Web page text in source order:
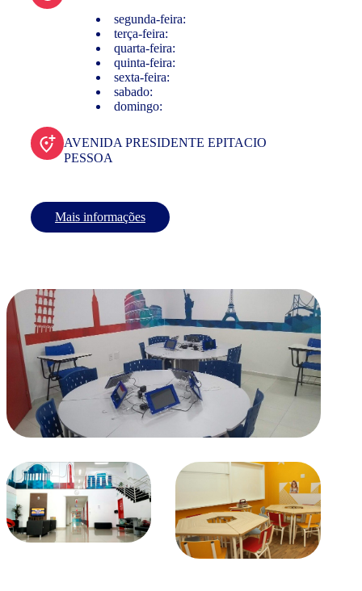
segunda-feira:
terça-feira:
quarta-feira:
quinta-feira:
sexta-feira:
sabado:
domingo:
AVENIDA PRESIDENTE EPITACIO
PESSOA
Mais informações